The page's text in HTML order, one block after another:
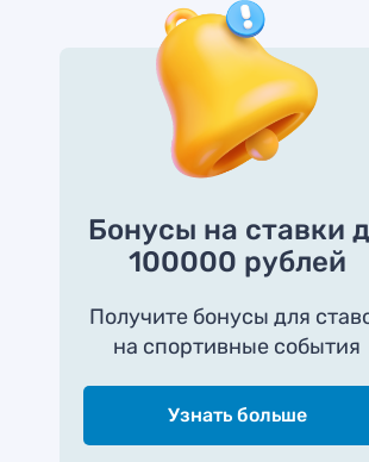
Бонусы на ставки
100000 рублей
Получите бонусы для
на спортивные события
Узнать больше